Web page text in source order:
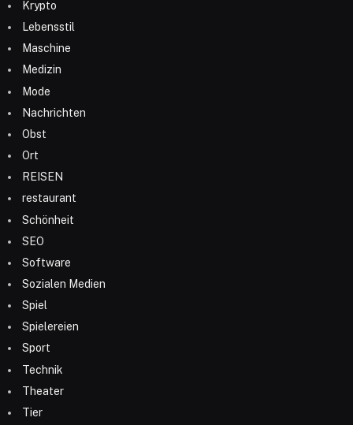
Krypto
Lebensstil
Maschine
Medizin
Mode
Nachrichten
Obst
Ort
REISEN
restaurant
Schönheit
SEO
Software
Sozialen Medien
Spiel
Spielereien
Sport
Technik
Theater
Tier